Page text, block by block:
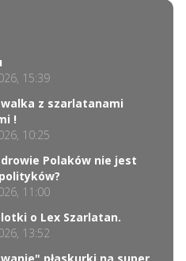
15:39
z szarlatanami
!
10:25
Polaków nie jest
11:00
o Lex Szarlatan.
13:52